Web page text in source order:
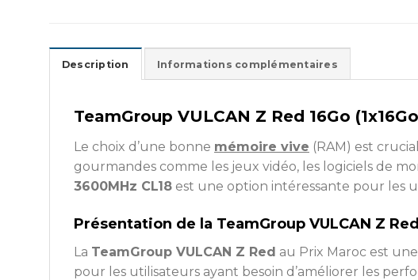
Description Informations complémentaires
TeamGroup VULCAN Z Red 16Go
Le choix d’une bonne mémoire vive (RAM) est
gourmandes comme les jeux vidéo, les logiciels de
3600MHz CL18 est une option intéressante pour les
Présentation de la TeamGroup VULCAN Z Red
La TeamGroup VULCAN Z Red au Prix Maroc est
pour les utilisateurs ayant besoin d’améliorer les